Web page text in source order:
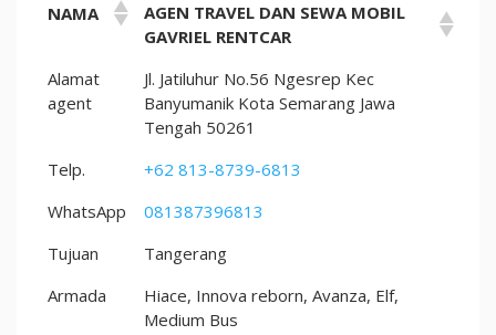
NAMA
AGEN TRAVEL DAN SEWA MOBIL
GAVRIEL RENTCAR
Alamat
agent
Jl. Jatiluhur No.56 Ngesrep Kec
Banyumanik Kota Semarang Jawa
Tengah 50261
Telp.
+62 813-8739-6813
WhatsApp
081387396813
Tujuan
Tangerang
Armada
Hiace, Innova reborn, Avanza, Elf,
Medium Bus